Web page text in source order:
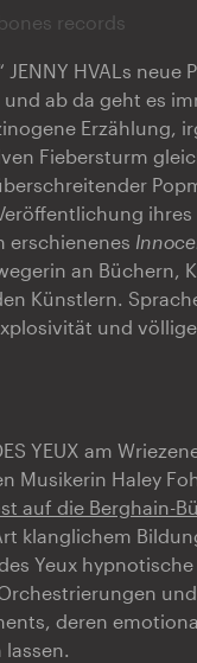
records
JENNY HVALs
ab da geht es
Erzählung,
Fiebersturm
erschienenes
an Büchern,
Künstlern.
und
YEUX am
Musikerin Haley
auf die Berghain-
klanglichem
Yeux
deren